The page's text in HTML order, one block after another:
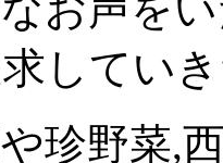
してい
珍野菜,